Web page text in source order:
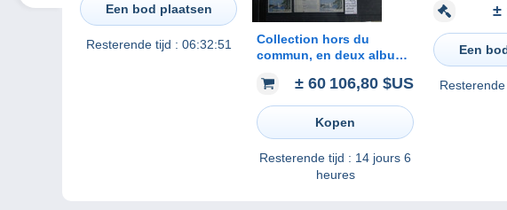
Een bod plaatsen
Resterende tijd : 06:32:51
Collection hors du
commun, en deux albums
de France. En pochettes,
sur 141 pages.
± 60 106,80 $US
Kopen
Resterende tijd : 14 jours 6
heures
Ireland
±
Een